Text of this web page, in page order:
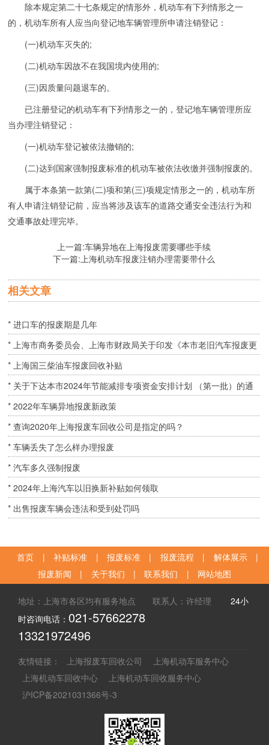
除本规定第二十七条规定的情形外，机动车有下列情形之一
的，机动车所有人应当向登记地车辆管理所申请注销登记：
(一)机动车灭失的;
(二)机动车因故不在我国境内使用的;
(三)因质量问题退车的。
已注册登记的机动车有下列情形之一的，登记地车辆管理所应
当办理注销登记：
(一)机动车登记被依法撤销的;
(二)达到国家强制报废标准的机动车被依法收缴并强制报废的。
属于本条第一款第(二)项和第(三)项规定情形之一的，机动车所
有人申请注销登记前，应当将涉及该车的道路交通安全违法行为和
交通事故处理完毕。
上一篇:车辆异地在上海报废需要哪些手续
下一篇:上海机动车报废注销办理需要带什么
相关文章
* 进口车的报废期是几年
* 上海市商务委员会、上海市财政局关于印发《本市老旧汽车报废更
新补贴实施细则》的通知 ( 2020年05月11日 )
* 上海国三柴油车报废回收补贴
* 关于下达本市2024年节能减排专项资金安排计划 （第一批）的通
知
* 2022年车辆异地报废新政策
* 查询2020年上海报废车回收公司是指定的吗？
* 车辆丢失了怎么样办理报废
* 汽车多久强制报废
* 2024年上海汽车以旧换新补贴如何领取
* 出售报废车辆会违法和受到处罚吗
首页 | 补贴标准 | 报废标准 | 报废流程 | 解体展示
|
报废新闻
| 关于我们 | 联系我们 | 网站地图
地址：上海市各区均有服务地点 联系人：许经理
24小
时咨询电话： 021-57662278
13321972496
友情链接： 上海报废车回收公司
上海机动车服务中心
上海机动车回收中心
上海机动车回收服务中心
沪ICP备2021031366号-3